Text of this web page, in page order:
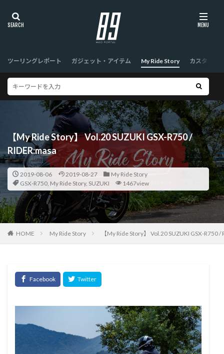
ツーリングレポート ガジェット・アイテム My Ride Story カスタム
【My Ride Story】 Vol.20 SUZUKI GSX-R750 /
RIDER:masa
2019-08-06 2019-08-27
My Ride Story
GSX-R750, My Ride Story, SUZUKI 1467view
HOME My Ride Story 【My Ride Story】 Vol.20 SUZUKI GSX-R750 /